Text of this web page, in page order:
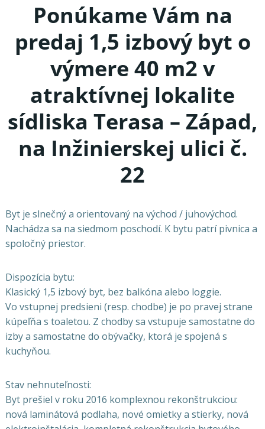
Ponúkame Vám na
predaj 1,5 izbový byt o
výmere 40 m2 v
atraktívnej lokalite
sídliska Terasa – Západ,
na Inžinierskej ulici č.
22
Byt je slnečný a orientovaný na východ / juhovýchod.
Nachádza sa na siedmom poschodí. K bytu patrí pivnica a
spoločný priestor.
Dispozícia bytu:
Klasický 1,5 izbový byt, bez balkóna alebo loggie.
Vo vstupnej predsieni (resp. chodbe) je po pravej strane
kúpeľňa s toaletou. Z chodby sa vstupuje samostatne do
izby a samostatne do obývačky, ktorá je spojená s
kuchyňou.
Stav nehnuteľnosti:
Byt prešiel v roku 2016 komplexnou rekonštrukciou:
nová laminátová podlaha, nové omietky a stierky, nová